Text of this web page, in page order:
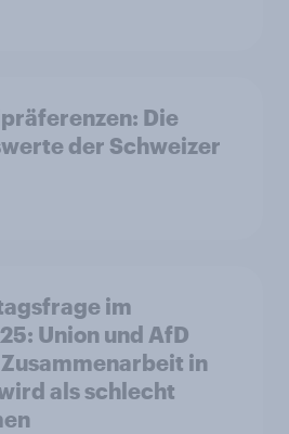
Die
der Schweizer
im
Union und AfD
in
als schlecht